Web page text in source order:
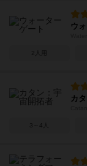
ウ
2人用
カ
3～4人